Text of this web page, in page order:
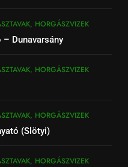
HORGÁSZVIZEK
Dunavarsány
HORGÁSZVIZEK
HORGÁSZVIZEK
(Slötyi)
HORGÁSZVIZEK